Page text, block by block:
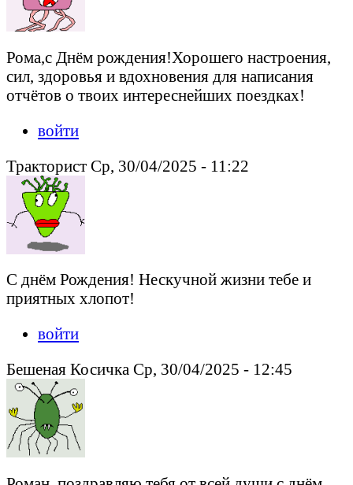
Рома,с Днём рождения!Хорошего настроения,
сил, здоровья и вдохновения для написания
отчётов о твоих интереснейших поездках!
войти
Тракторист Ср, 30/04/2025 - 11:22
С днём Рождения! Нескучной жизни тебе и
приятных хлопот!
войти
Бешеная Косичка Ср, 30/04/2025 - 12:45